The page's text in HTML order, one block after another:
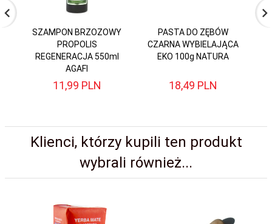
SZAMPON BRZOZOWY
PROPOLIS
REGENERACJA 550ml
AGAFI
11,99 PLN
PASTA DO ZĘBÓW
CZARNA WYBIELAJĄCA
EKO 100g NATURA
18,49 PLN
Klienci, którzy kupili ten produkt
wybrali również...